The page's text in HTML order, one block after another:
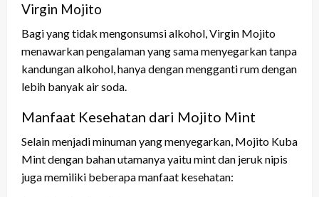
Virgin Mojito
Bagi yang tidak mengonsumsi alkohol, Virgin Mojito
menawarkan pengalaman yang sama menyegarkan tanpa
kandungan alkohol, hanya dengan mengganti rum dengan
lebih banyak air soda.
Manfaat Kesehatan dari Mojito Mint
Selain menjadi minuman yang menyegarkan, Mojito Kuba
Mint dengan bahan utamanya yaitu mint dan jeruk nipis
juga memiliki beberapa manfaat kesehatan: